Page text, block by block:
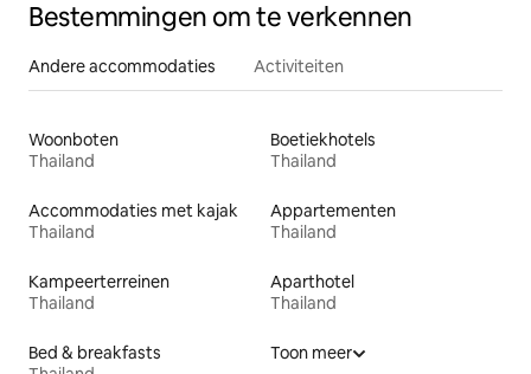
Bestemmingen om te verkennen
Andere accommodaties Activiteiten
Woonboten
Thailand
Boetiekhotels
Thailand
Accommodaties met kajak
Thailand
Appartementen
Thailand
Kampeerterreinen
Thailand
Aparthotel
Thailand
Bed & breakfasts
Toon meer